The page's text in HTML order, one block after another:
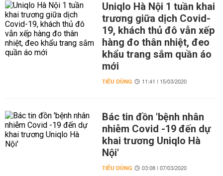
Uniqlo Hà Nội 1 tuần khai
trương giữa dịch Covid-
19, khách thủ đô vẫn xếp
hàng đo thân nhiệt, đeo
khẩu trang sắm quần áo
mới
TIÊU DÙNG 11:41 | 15/03/2020
Bác tin đồn 'bệnh nhân
nhiễm Covid -19 đến dự
khai trương Uniqlo Hà
Nội'
TIÊU DÙNG 03:08 | 07/03/2020